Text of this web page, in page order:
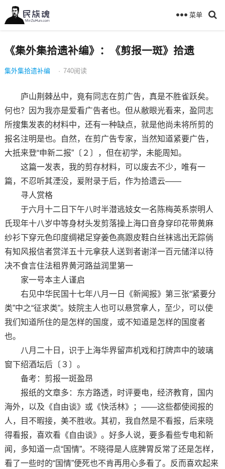
菜单
《集外集拾遗补编》：《剪报一斑》拾遗
集外集拾遗补编 · 740阅读
庐山荆棘丛中，竟有同志在剪广告，真是不胜雀跃矣。
何也？因为我亦是爱看广告者也。但从敝眼光看来，盈同志
所搜集发表的材料中，还有一种缺点，就是他尚未将所剪的
报名注明是也。自然，在剪广告专家，当然知道紧要广告，
大抵来登“申新二报”〔２〕，但在初学，未能周知。
这篇一发表，我的剪存材料，可以废去不少，唯有一
篇，不忍听其湮没，爰附录于后，作为拾遗云——
寻人赏格
于六月十二日下午八时半潜逃妓女一名陈梅英系崇明人
氏现年十八岁中等身材头发剪落操上海口音身穿印花带黄麻
纱衫下穿元色印度绸裙足穿姜色高跟皮鞋白丝袜逃出无踪倘
有知风报信者赏洋五十元拿获人送到者谢洋一百元储洋以待
决不食言住法租界黄河路益润里第一
家一号本主人谨启
右见中华民国十七年八月一日《新闻报》第三张“紧要分
类”中之“征求类”。妓院主人也可以悬赏拿人，至少，可以使
我们知道所住的是怎样的国度，或不知道是怎样的国度者
也。
八月二十日，识于上海华界留声机戏和打牌声中的玻璃
窗下绍酒坛后〔３〕。
备考：剪报一斑盈昂
报纸的文章多：东方路透，时评要电，经济教育，国内
海外，以及《自由谈》或《快活林》；——这些都使阅报的
人，目不暇接，美不胜收。其初，我自然是不看报，后来晓
得看报，喜欢看《自由谈》。好多人说，要多看些专电和新
闻，多知道一点“国情”。不晓得是人底脾胃反常了还是怎样，
看了一些时的“国情”便死也不肯再用心多看了。反而喜欢起来